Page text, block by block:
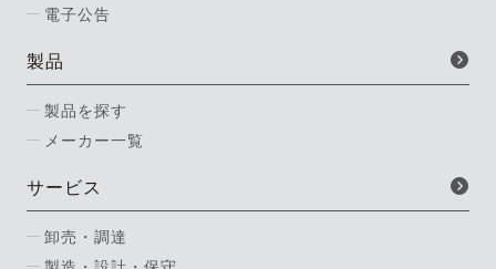
電子公告
製品
製品を探す
メーカー一覧
サービス
卸売・調達